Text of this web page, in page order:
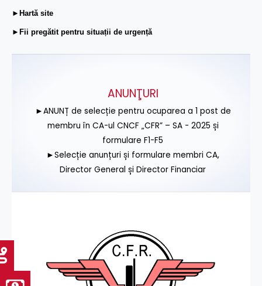
►Hartă site
►Fii pregătit pentru situații de urgență
ANUNŢURI
►ANUNȚ de selecție pentru ocuparea a 1 post de
membru în CA-ul CNCF „CFR” – SA - 2025 și
formulare F1-F5
►Selecție anunțuri și formulare membri CA,
Director General și Director Financiar